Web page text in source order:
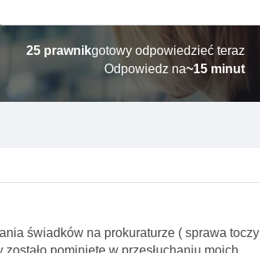
25 prawnikgotowy odpowiedzieć teraz
Odpowiedz na~15 minut
świadków na prokuraturze ( sprawa toczy
pominięte w przesłuchaniu moich